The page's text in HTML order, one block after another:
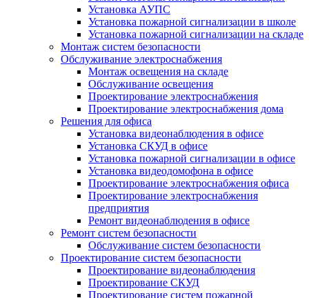
Установка АУПС
Установка пожарной сигнализации в школе
Установка пожарной сигнализации на складе
Монтаж систем безопасности
Обслуживание электроснабжения
Монтаж освещения на складе
Обслуживание освещения
Проектирование электроснабжения
Проектирование электроснабжения дома
Решения для офиса
Установка видеонаблюдения в офисе
Установка СКУД в офисе
Установка пожарной сигнализации в офисе
Установка видеодомофона в офисе
Проектирование электроснабжения офиса
Проектирование электроснабжения
предприятия
Ремонт видеонаблюдения в офисе
Ремонт систем безопасности
Обслуживание систем безопасности
Проектирование систем безопасности
Проектирование видеонаблюдения
Проектирование СКУД
Проектирование систем пожарной